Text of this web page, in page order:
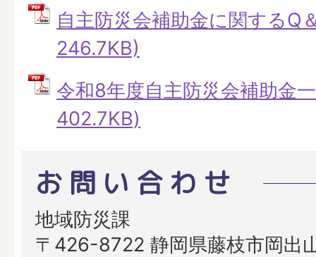
自主防災会補助金に関するQ
246.7KB)
令和8年度自主防災会補助金
402.7KB)
お問い合わせ
地域防災課
〒426-8722 静岡県藤枝市岡出